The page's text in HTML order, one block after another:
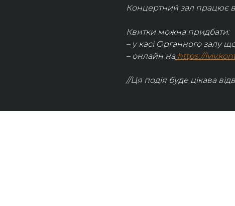
Концертний зал працює
Квитки можна придбати:
– у касі Органного залу
– онлайн на https://
//Ця подія буде цікава